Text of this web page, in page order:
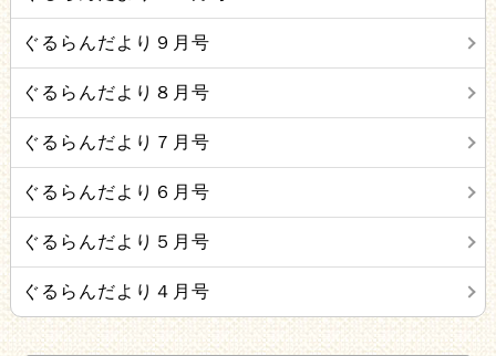
ぐるらんだより９月号
ぐるらんだより８月号
ぐるらんだより７月号
ぐるらんだより６月号
ぐるらんだより５月号
ぐるらんだより４月号